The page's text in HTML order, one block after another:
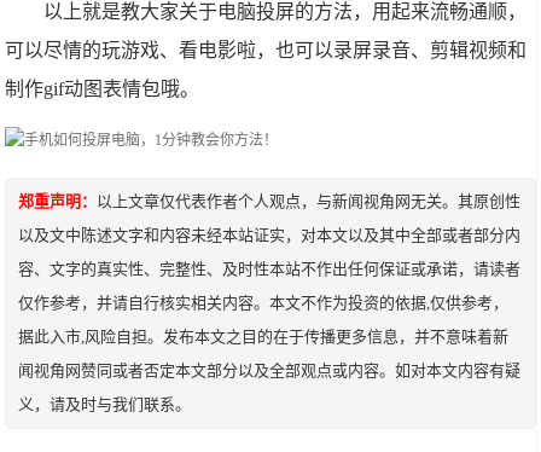
以上就是教大家关于电脑投屏的方法，用起来流畅通顺，
可以尽情的玩游戏、看电影啦，也可以录屏录音、剪辑视频和
制作gif动图表情包哦。
郑重声明： 以上文章仅代表作者个人观点，与新闻视角网无关。其原创性
以及文中陈述文字和内容未经本站证实，对本文以及其中全部或者部分内
容、文字的真实性、完整性、及时性本站不作出任何保证或承诺，请读者
仅作参考，并请自行核实相关内容。本文不作为投资的依据,仅供参考，
据此入市,风险自担。发布本文之目的在于传播更多信息，并不意味着新
闻视角网赞同或者否定本文部分以及全部观点或内容。如对本文内容有疑
义，请及时与我们联系。